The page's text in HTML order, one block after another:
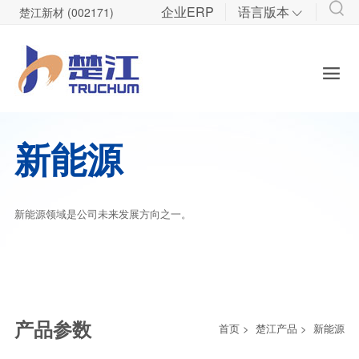
楚江新材 (002171) 语言版本 
企业ERP

先进铜基材料研发
股票信息
定期报告
新能源
新能源领域是公司未来发展方向之一。
产品参数 首页 > 楚江产品 > 新能源